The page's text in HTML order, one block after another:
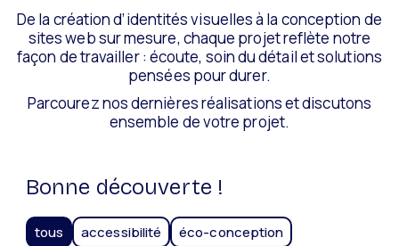
De la création d’identités visuelles à la conception de
sites web sur mesure, chaque projet reflète notre
façon de travailler : écoute, soin du détail et solutions
pensées pour durer.
Parcourez nos dernières réalisations et discutons
ensemble de votre projet.
Bonne découverte !
tous accessibilité
éco-conception